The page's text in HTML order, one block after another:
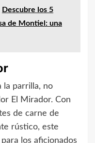
Descubre los 5
de Montiel: una
la parrilla, no
El Mirador. Con
de carne de
rústico, este
los aficionados